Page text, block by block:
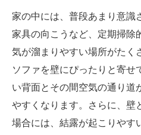
家の中には、普段あまり意識
家具の向こうなど、定期掃除
気が溜まりやすい場所がたく
ソファを壁にぴったりと寄せ
い背面とその間空気の通り道
やすくなります。さらに、壁
場合には、結露が起こりやす